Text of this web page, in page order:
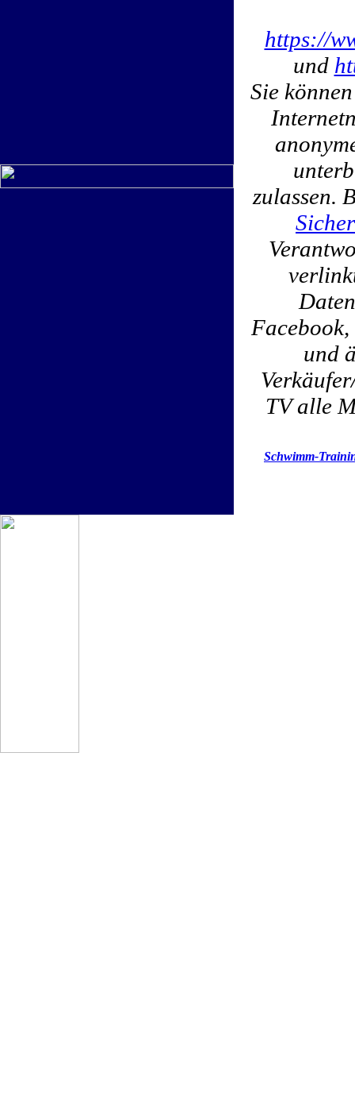
https://
und
Sie
zulassen.
und
TV alle
Schwimm-